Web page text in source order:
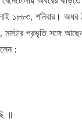
১৮৮৩, শনিবার। অধর
মাস্টার প্রভৃতি সঙ্গে
:
॥